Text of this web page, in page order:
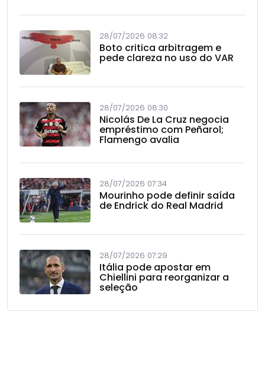
28/07/2026 08:32
Boto critica arbitragem e
pede clareza no uso do VAR
28/07/2026 08:30
Nicolás De La Cruz negocia
empréstimo com Peñarol;
Flamengo avalia
28/07/2026 07:34
Mourinho pode definir saída
de Endrick do Real Madrid
28/07/2026 07:29
Itália pode apostar em
Chiellini para reorganizar a
seleção